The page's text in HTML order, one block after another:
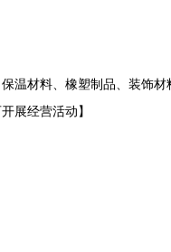
保温材料、橡塑制品、装饰
展经营活动】